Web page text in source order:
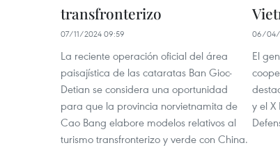
transfronterizo
07/11/2024 09:59
La reciente operación oficial del área
paisajística de las cataratas Ban Gioc-
Detian se considera una oportunidad
para que la provincia norvietnamita de
Cao Bang elabore modelos relativos al
turismo transfronterizo y verde con China.
06/04/
El
y el